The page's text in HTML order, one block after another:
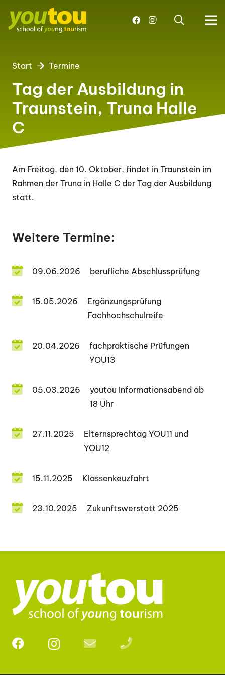
Start Termine
Tag der Ausbildung in
Traunstein, Truna Halle
C
Am Freitag, den 10. Oktober, findet in Traunstein im
Rahmen der Truna in Halle C der Tag der Ausbildung
statt.
Weitere Termine:
09.06.2026 berufliche Abschlussprüfung
15.05.2026
Ergänzungsprüfung
Fachhochschulreife
20.04.2026
fachpraktische Prüfungen
YOU13
05.03.2026
youtou Informationsabend ab
18 Uhr
27.11.2025
Elternsprechtag YOU11 und
YOU12
15.11.2025 Klassenkeuzfahrt
23.10.2025 Zukunftswerstatt 2025